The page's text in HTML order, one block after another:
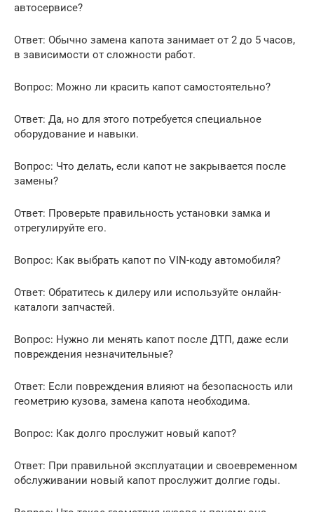
автосервисе?
Ответ: Обычно замена капота занимает от 2 до 5 часов,
в зависимости от сложности работ.
Вопрос: Можно ли красить капот самостоятельно?
Ответ: Да, но для этого потребуется специальное
оборудование и навыки.
Вопрос: Что делать, если капот не закрывается после
замены?
Ответ: Проверьте правильность установки замка и
отрегулируйте его.
Вопрос: Как выбрать капот по VIN-коду автомобиля?
Ответ: Обратитесь к дилеру или используйте онлайн-
каталоги запчастей.
Вопрос: Нужно ли менять капот после ДТП, даже если
повреждения незначительные?
Ответ: Если повреждения влияют на безопасность или
геометрию кузова, замена капота необходима.
Вопрос: Как долго прослужит новый капот?
Ответ: При правильной эксплуатации и своевременном
обслуживании новый капот прослужит долгие годы.